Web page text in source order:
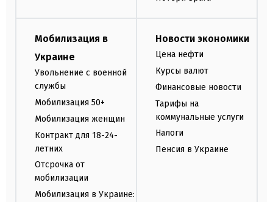
Мобилизация в
Украине
Увольнение с военной
службы
Мобилизация 50+
Мобилизация женщин
Контракт для 18-24-
летних
Отсрочка от
мобилизации
Мобилизация в Украине:
Новости экономики
Цена нефти
Курсы валют
Финансовые новости
Тарифы на
коммунальные услуги
Налоги
Пенсия в Украине